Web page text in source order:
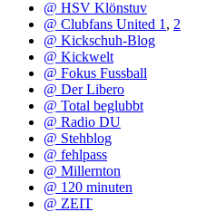
@ HSV Klönstuv
@ Clubfans United 1 , 2
@ Kickschuh-Blog
@ Kickwelt
@ Fokus Fussball
@ Der Libero
@ Total beglubbt
@ Radio DU
@ Stehblog
@ fehlpass
@ Millernton
@ 120 minuten
@ ZEIT